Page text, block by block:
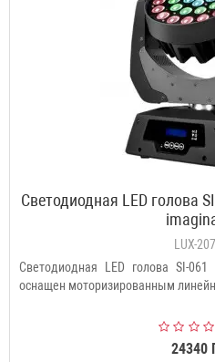
Светодиодная LED голова
LUX-
Светодиодная LED голова SI-061
оснащен моторизированным
24340